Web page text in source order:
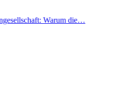
Warum die…